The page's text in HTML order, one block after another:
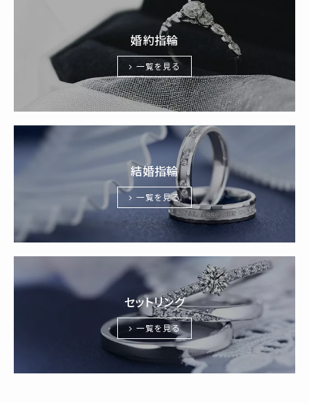
婚約指輪
一覧を見る
結婚指輪
一覧を見る
セットリング
一覧を見る